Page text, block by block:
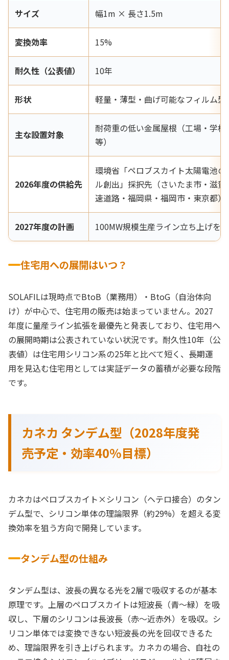
サイズ 幅1m × 長さ1.5m
変換効率 15%
耐久性（公表値） 10年
形状 軽量・薄型・曲げ可能なフィルム型
主な設置対象
耐荷重の低い金属屋根（工場・学校
等）
2026年度の供給先
環境省「ペロブスカイト太陽電池
ル創出」採択先（さいたま市・滋
速道路・福岡県・福岡市・東京都）
2027年度の計画 100MW規模生産ライン立ち上げを
住宅用への展開はいつ？
SOLAFILは現時点でBtoB（業務用）・BtoG（自治体向
け）が中心で、住宅用の販売は始まっていません。2027
年度に量産ライン拡張を最優先と発表しており、住宅用へ
の展開時期は公表されていない状況です。耐久性10年（公
表値）は住宅用シリコン系の25年と比べて短く、長期運
用を見込む住宅用としては実証データの蓄積が必要な段階
です。
カネカ タンデム型（2028年度発
売予定・効率40%目標）
カネカはペロブスカイト×シリコン（ヘテロ接合）のタン
デム型で、シリコン単体の理論限界（約29%）を超える変
換効率を狙う方向で開発しています。
タンデム型の仕組み
タンデム型は、波長の異なる光を2層で吸収するのが基本
原理です。上層のペロブスカイトは短波長（青〜緑）を吸
収し、下層のシリコンは長波長（赤〜近赤外）を吸収。シ
リコン単体では変換できない短波長の光を回収できるた
め、理論限界を引き上げられます。カネカの場合、自社の